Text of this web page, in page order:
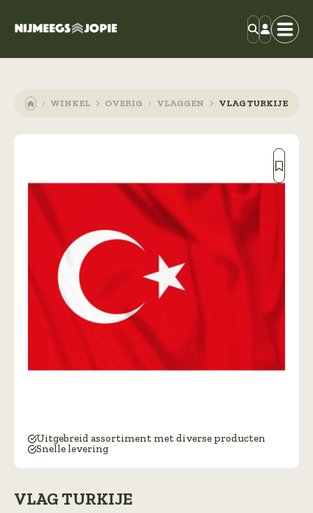
WINKEL OVERIG VLAGGEN VLAG TURKIJE
Uitgebreid assortiment met diverse producten
Snelle levering
VLAG TURKIJE